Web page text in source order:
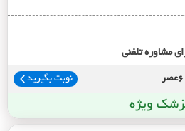
مشاوره تلفنی
نوبت بگیرید
ویژه